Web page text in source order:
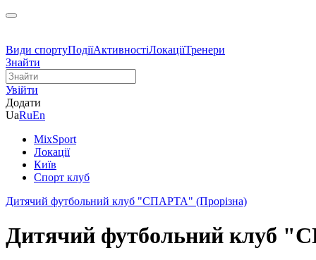
Види спортуПодіїАктивностіЛокаціїТренери
Знайти
Увійти
Додати
UaRuEn
MixSport
Локації
Київ
Спорт клуб
Дитячий футбольний клуб "СПАРТА" (Прорізна)
Дитячий футбольний клуб